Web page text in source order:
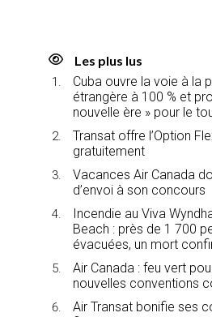
Les plus lus
Cuba ouvre la voie à la
étrangère à 100 % et
nouvelle ère » pour le
Transat offre l’Option
gratuitement
Vacances Air Canada
d’envoi à son concours
Incendie au Viva
Beach : près de 1 700
évacuées, un mort
Air Canada : feu vert
nouvelles conventions
Air Transat bonifie ses